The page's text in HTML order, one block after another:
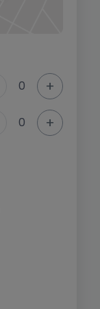
0 +
0 +